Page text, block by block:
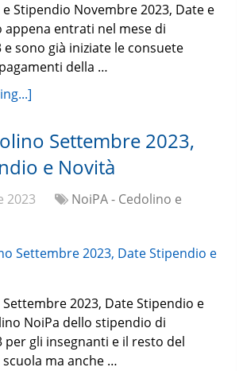
Stipendio Novembre 2023, Date e
appena entrati nel mese di
sono già iniziate le consuete
della …
Settembre 2023,
e Novità
2023
NoiPA - Cedolino e
2023, Date Stipendio e
NoiPa dello stipendio di
per gli insegnanti e il resto del
ma anche …